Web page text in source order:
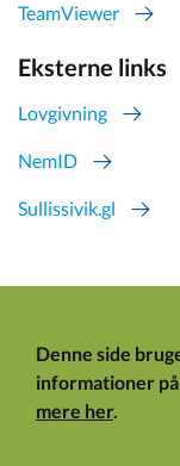
TeamViewer
Eksterne links
Lovgivning
NemID
Sullissivik.gl
Denne side
informationer
mere her.